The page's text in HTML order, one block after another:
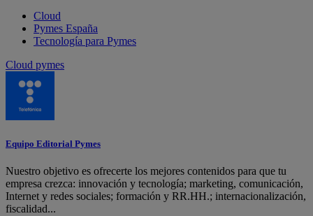
Cloud
Pymes España
Tecnología para Pymes
Cloud pymes
Equipo Editorial Pymes
Nuestro objetivo es ofrecerte los mejores contenidos para que tu
empresa crezca: innovación y tecnología; marketing, comunicación,
Internet y redes sociales; formación y RR.HH.; internacionalización,
fiscalidad...